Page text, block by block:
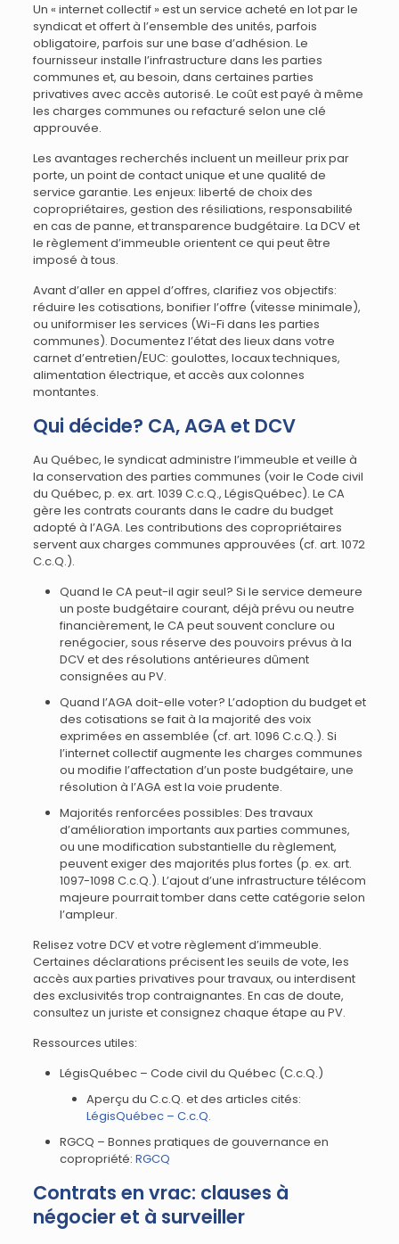
Un « internet collectif » est un service acheté en lot par le
syndicat et offert à l’ensemble des unités, parfois
obligatoire, parfois sur une base d’adhésion. Le
fournisseur installe l’infrastructure dans les parties
communes et, au besoin, dans certaines parties
privatives avec accès autorisé. Le coût est payé à même
les charges communes ou refacturé selon une clé
approuvée.
Les avantages recherchés incluent un meilleur prix par
porte, un point de contact unique et une qualité de
service garantie. Les enjeux: liberté de choix des
copropriétaires, gestion des résiliations, responsabilité
en cas de panne, et transparence budgétaire. La DCV et
le règlement d’immeuble orientent ce qui peut être
imposé à tous.
Avant d’aller en appel d’offres, clarifiez vos objectifs:
réduire les cotisations, bonifier l’offre (vitesse minimale),
ou uniformiser les services (Wi-Fi dans les parties
communes). Documentez l’état des lieux dans votre
carnet d’entretien/EUC: goulottes, locaux techniques,
alimentation électrique, et accès aux colonnes
montantes.
Qui décide? CA, AGA et DCV
Au Québec, le syndicat administre l’immeuble et veille à
la conservation des parties communes (voir le Code civil
du Québec, p. ex. art. 1039 C.c.Q., LégisQuébec). Le CA
gère les contrats courants dans le cadre du budget
adopté à l’AGA. Les contributions des copropriétaires
servent aux charges communes approuvées (cf. art. 1072
C.c.Q.).
Quand le CA peut-il agir seul? Si le service demeure
un poste budgétaire courant, déjà prévu ou neutre
financièrement, le CA peut souvent conclure ou
renégocier, sous réserve des pouvoirs prévus à la
DCV et des résolutions antérieures dûment
consignées au PV.
Quand l’AGA doit-elle voter? L’adoption du budget et
des cotisations se fait à la majorité des voix
exprimées en assemblée (cf. art. 1096 C.c.Q.). Si
l’internet collectif augmente les charges communes
ou modifie l’affectation d’un poste budgétaire, une
résolution à l’AGA est la voie prudente.
Majorités renforcées possibles: Des travaux
d’amélioration importants aux parties communes,
ou une modification substantielle du règlement,
peuvent exiger des majorités plus fortes (p. ex. art.
1097-1098 C.c.Q.). L’ajout d’une infrastructure télécom
majeure pourrait tomber dans cette catégorie selon
l’ampleur.
Relisez votre DCV et votre règlement d’immeuble.
Certaines déclarations précisent les seuils de vote, les
accès aux parties privatives pour travaux, ou interdisent
des exclusivités trop contraignantes. En cas de doute,
consultez un juriste et consignez chaque étape au PV.
Ressources utiles:
LégisQuébec – Code civil du Québec (C.c.Q.)
Aperçu du C.c.Q. et des articles cités:
LégisQuébec – C.c.Q.
RGCQ – Bonnes pratiques de gouvernance en
copropriété: RGCQ
Contrats en vrac: clauses à
négocier et à surveiller